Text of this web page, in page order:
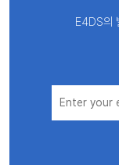
E4DS의